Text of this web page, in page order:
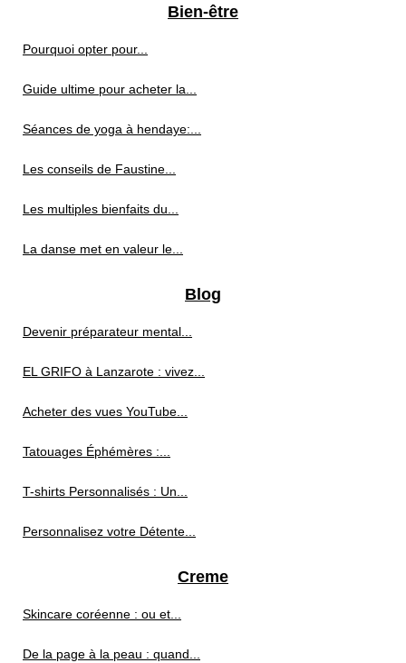
Bien-être
Pourquoi opter pour...
Guide ultime pour acheter la...
Séances de yoga à hendaye:...
Les conseils de Faustine...
Les multiples bienfaits du...
La danse met en valeur le...
Blog
Devenir préparateur mental...
EL GRIFO à Lanzarote : vivez...
Acheter des vues YouTube...
Tatouages Éphémères :...
T-shirts Personnalisés : Un...
Personnalisez votre Détente...
Creme
Skincare coréenne : ou et...
De la page à la peau : quand...